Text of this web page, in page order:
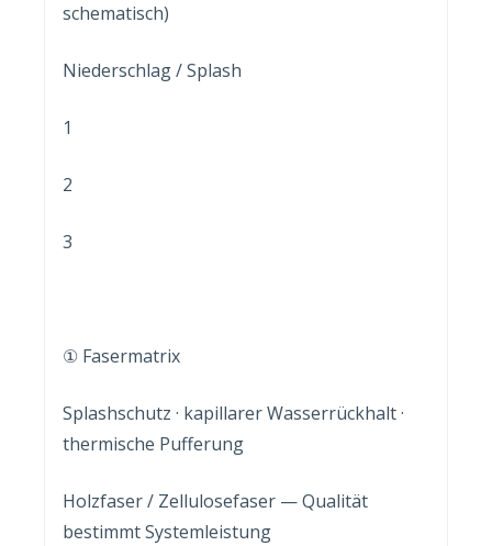
schematisch)
Niederschlag / Splash
1
2
3
① Fasermatrix
Splashschutz · kapillarer Wasserrückhalt ·
thermische Pufferung
Holzfaser / Zellulosefaser — Qualität
bestimmt Systemleistung